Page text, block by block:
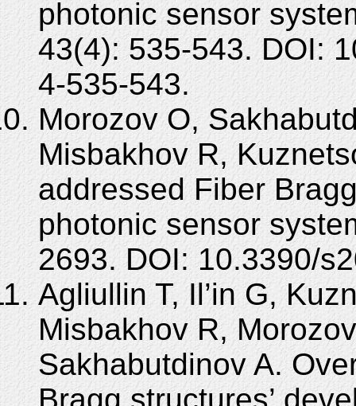
photonic sensor
43(4): 535-543. DOI:
4-535-543.
Morozov O,
Misbakhov R,
addressed Fiber
photonic sensor
2693. DOI: 10.3390/
Agliullin T, Il’in G,
Misbakhov R,
Sakhabutdinov A.